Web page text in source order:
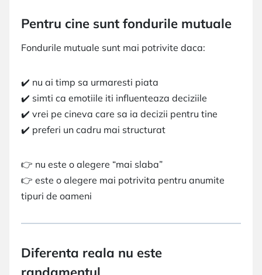
Pentru cine sunt fondurile mutuale
Fondurile mutuale sunt mai potrivite daca:
✔️ nu ai timp sa urmaresti piata
✔️ simti ca emotiile iti influenteaza deciziile
✔️ vrei pe cineva care sa ia decizii pentru tine
✔️ preferi un cadru mai structurat
👉 nu este o alegere “mai slaba”
👉 este o alegere mai potrivita pentru anumite
tipuri de oameni
Diferenta reala nu este